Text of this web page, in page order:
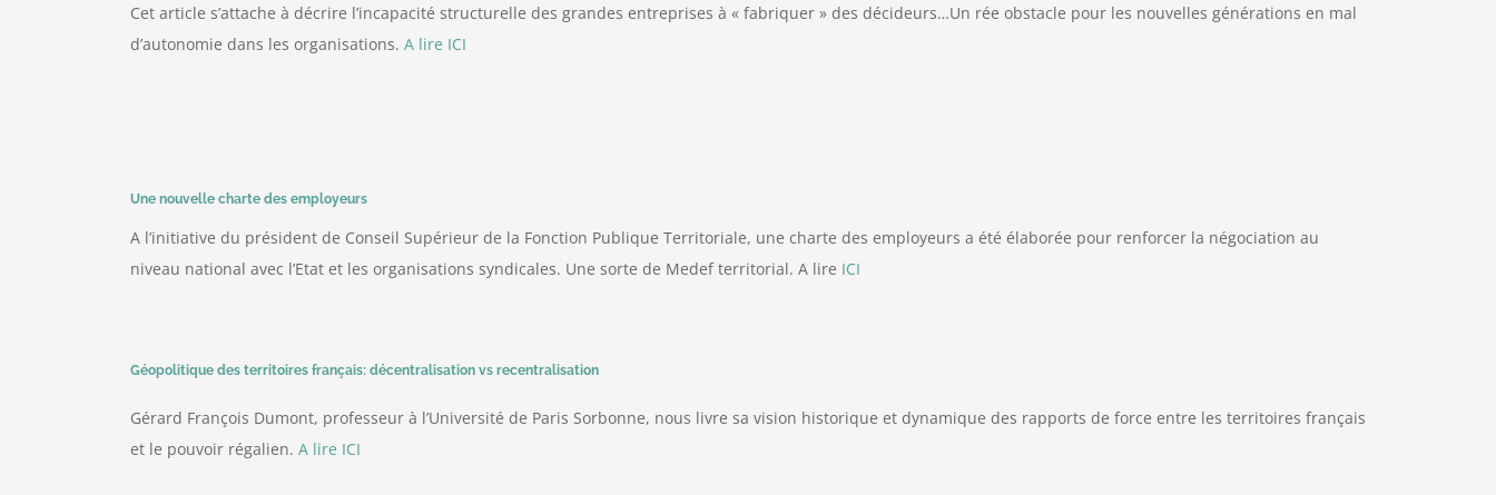
Cet article s’attache à décrire l’incapacité structurelle des grandes entreprises à « fabriquer » des décideurs…Un rée obstacle pour les nouvelles générations en mal
d’autonomie dans les organisations. A lire ICI
Une nouvelle charte des employeurs
A l’initiative du président de Conseil Supérieur de la Fonction Publique Territoriale, une charte des employeurs a été élaborée pour renforcer la négociation au
niveau national avec l’Etat et les organisations syndicales. Une sorte de Medef territorial. A lire ICI
Géopolitique des territoires français: décentralisation vs recentralisation
Gérard François Dumont, professeur à l’Université de Paris Sorbonne, nous livre sa vision historique et dynamique des rapports de force entre les territoires français
et le pouvoir régalien. A lire ICI